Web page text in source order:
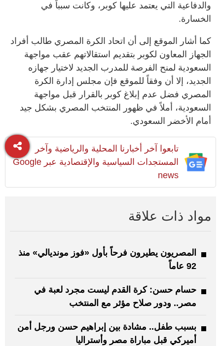
والدفاعية التي يعتمد عليها كوبر، وكانت سبباً في
الخسارة.
كما أشار الموقع إلى أن اتحاد الكرة المصري طالب أفراد
الجهاز المعاون لكوبر بتقديم استقالاتهم عقب مواجهة
السعودية لمنح الفرصة للمدرب الجديد لاختيار جهازه
الجديد، إلا أن وفقاً للموقع فإن مجلس إدارة الكرة
المصري فضل عدم إبلاغ كوبر بالقرار قبل مواجهة
السعودية، أملاً في ظهور المنتخب المصري بشكل جيد
أمام الأخضر السعودي.
تابعوا آخر أخبارنا المحلية والرياضية وآخر
المستجدات السياسية والإقتصادية عبر Google
news
مواد ذات علاقة
المصريون يطيرون فرحاً بأول «فوز مونديالي» منذ
92 عاماً
حسام حسن: كرة القدم ليست مجرد لعبة في
مصر.. ودور صلاح مؤثر مع المنتخب
بسبب طفل.. مشادة بين إبراهيم حسن ورجل أمن
أميركي قبل مباراة مصر وأستراليا